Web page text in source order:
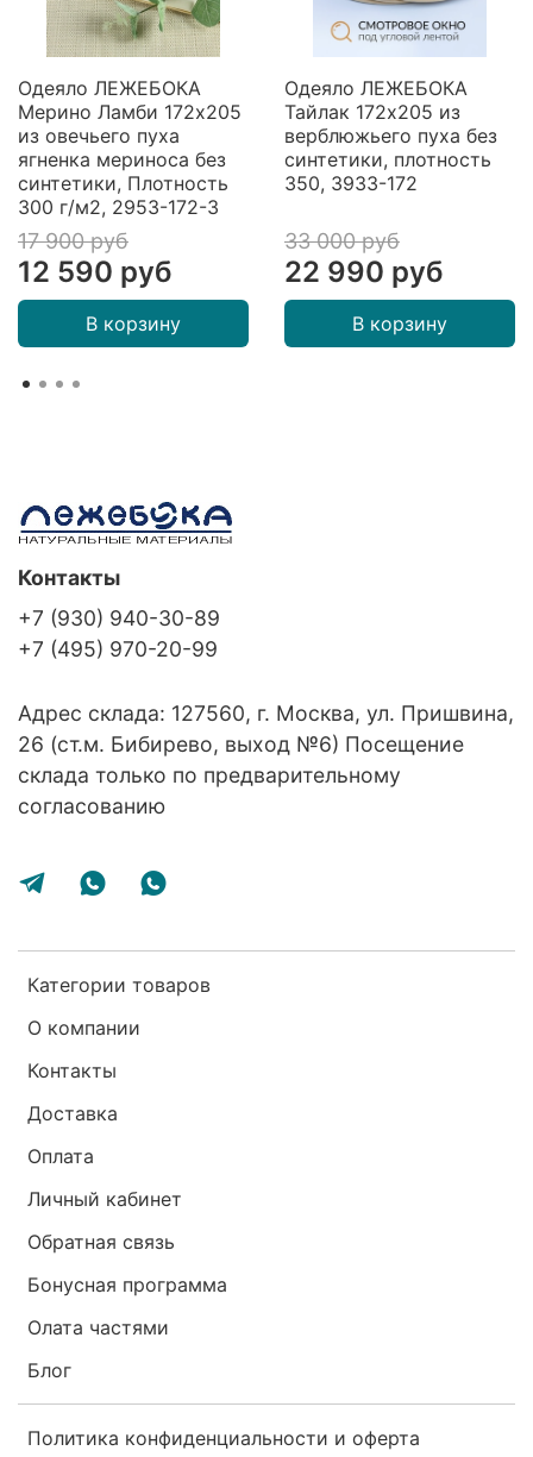
Одеяло ЛЕЖЕБОКА
Мерино Ламби 172х205
из овечьего пуха
ягненка мериноса без
синтетики, Плотность
300 г/м2, 2953-172-3
17 900 руб
12 590 руб
В корзину
Одеяло ЛЕЖЕБОКА
Тайлак 172х205 из
верблюжьего пуха без
синтетики, плотность
350, 3933-172
33 000 руб
22 990 руб
В корзину
Категории товаров
О компании
Контакты
Доставка
Оплата
Личный кабинет
Обратная связь
Бонусная программа
Олата частями
Блог
Политика конфиденциальности и оферта
Контакты
+7 (930) 940-30-89
+7 (495) 970-20-99
Адрес склада: 127560, г. Москва, ул. Пришвина,
26 (ст.м. Бибирево, выход №6) Посещение
склада только по предварительному
согласованию